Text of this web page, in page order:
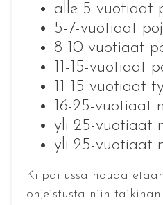
alle 5-vuotiaat
5-7-vuotiaat
8-10-vuotiaat
11-15-vuotiaat
11-15-vuotiaat
16-25-vuotiaat
yli 25-vuotiaat
yli 25-vuotiaat
Kilpailussa
ohjeistusta niin